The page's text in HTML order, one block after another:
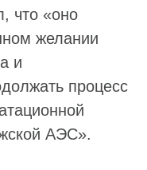
что «оно
желании
и
процесс
АЭС».